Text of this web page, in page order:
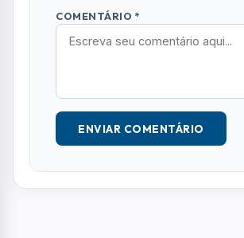
COMENTÁRIO *
ENVIAR COMENTÁRIO